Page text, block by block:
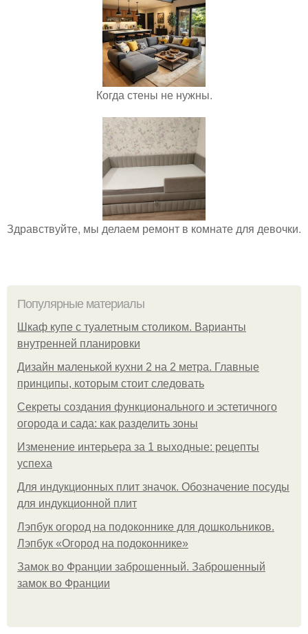
Когда стены не нужны.
Здравствуйте, мы делаем ремонт в комнате для девочки.
Популярные материалы
Шкаф купе с туалетным столиком. Варианты
внутренней планировки
Дизайн маленькой кухни 2 на 2 метра. Главные
принципы, которым стоит следовать
Секреты создания функционального и эстетичного
огорода и сада: как разделить зоны
Изменение интерьера за 1 выходные: рецепты
успеха
Для индукционных плит значок. Обозначение посуды
для индукционной плит
Лэпбук огород на подоконнике для дошкольников.
Лэпбук «Огород на подоконнике»
Замок во Франции заброшенный. Заброшенный
замок во Франции